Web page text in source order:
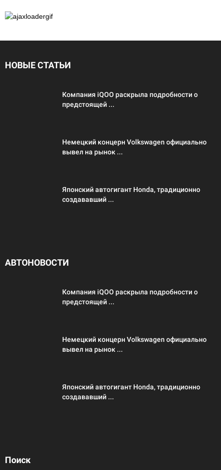
НОВЫЕ СТАТЬИ
Компания iQOO раскрыла подробности о
предстоящей ...
Немецкий концерн Volkswagen официально
вывел на рынок ...
Японский автогигант Honda, традиционно
создававший ...
АВТОНОВОСТИ
Компания iQOO раскрыла подробности о
предстоящей ...
Немецкий концерн Volkswagen официально
вывел на рынок ...
Японский автогигант Honda, традиционно
создававший ...
Поиск